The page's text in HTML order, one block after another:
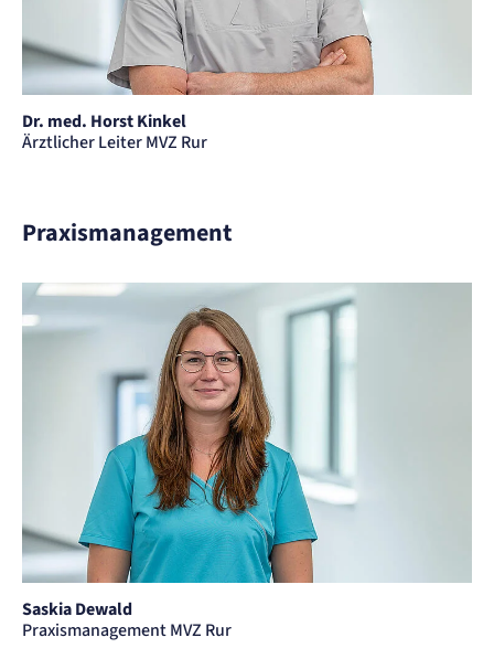
Dr. med. Horst Kinkel
Ärztlicher Leiter MVZ Rur
Praxismanagement
Saskia Dewald
Praxismanagement MVZ Rur